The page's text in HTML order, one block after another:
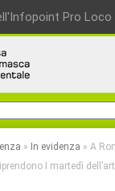
Pro Loco
» In evidenza » A
I martedì